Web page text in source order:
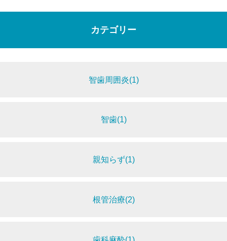
カテゴリー
智歯周囲炎(1)
智歯(1)
親知らず(1)
根管治療(2)